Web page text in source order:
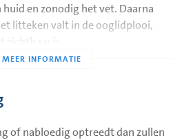
en zonodig het vet. Daarna
litteken valt in de ooglidplooi,
is.
of nabloedig optreedt dan zullen